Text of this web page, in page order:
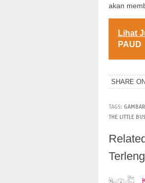
akan
Lihat
PAUD
SHARE ON
TAGS:
THE LITTLE